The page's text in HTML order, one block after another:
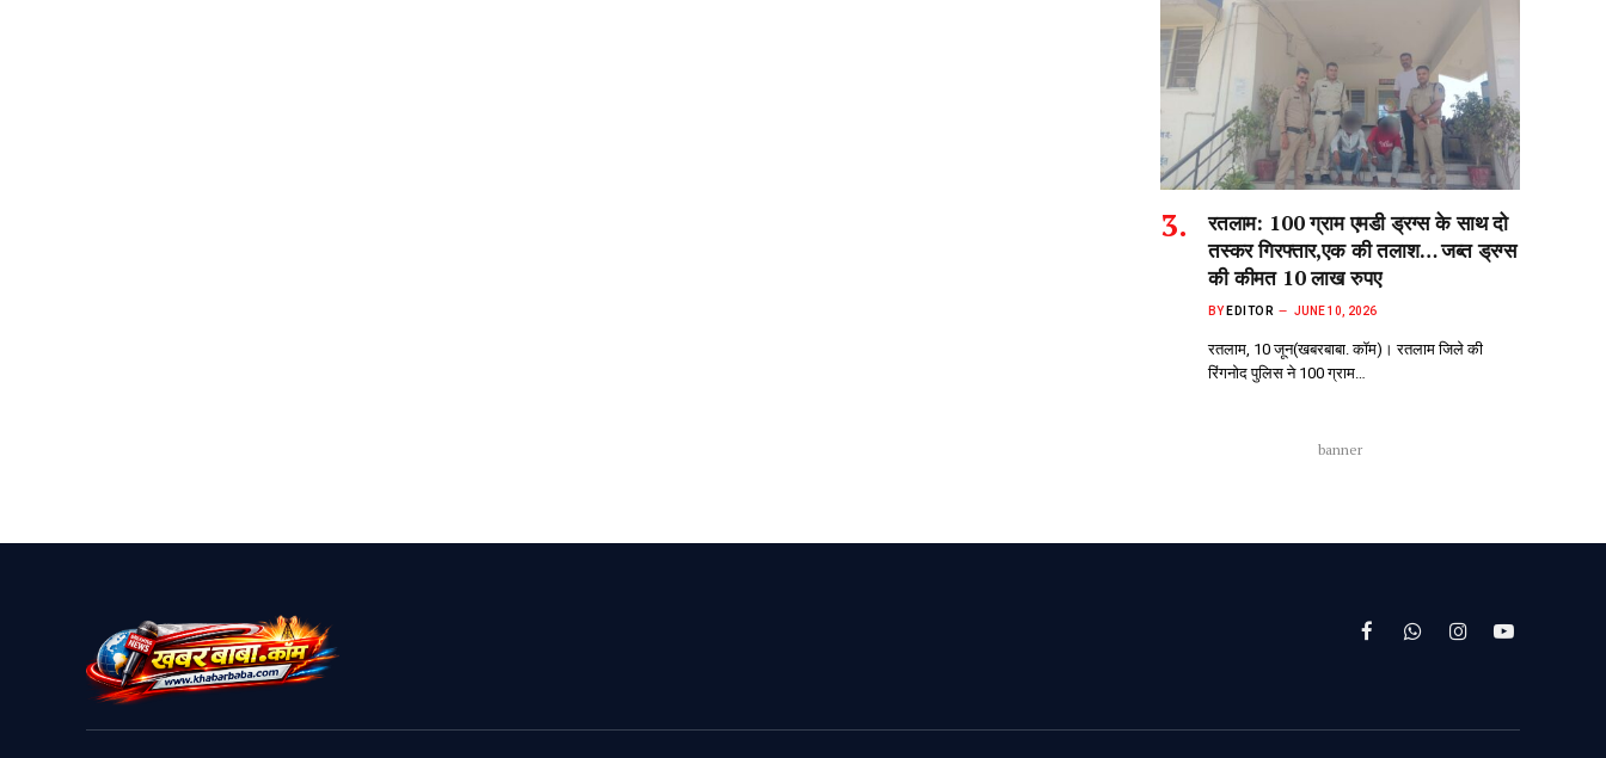
रतलाम: 100 ग्राम एमडी ड्रग्स के साथ दो
तस्कर गिरफ्तार,एक की तलाश… जब्त ड्रग्स
की कीमत 10 लाख रुपए
BY EDITOR JUNE 10, 2026
रतलाम, 10 जून(खबरबाबा. कॉम)। रतलाम जिले की
रिंगनोद पुलिस ने 100 ग्राम…
banner
FacebookWhatsAppInstagramYouTube